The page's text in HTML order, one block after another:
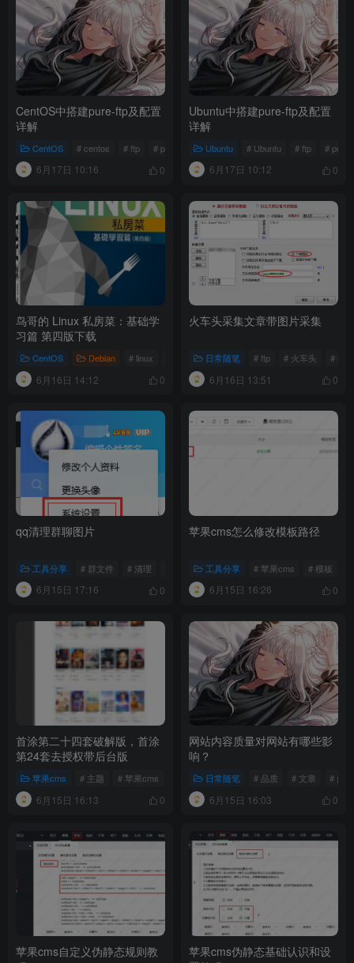
CentOS中搭建pure-ftp及配置
详解
CentOS # centos # ftp # pureftp
6月17日 10:16 0
Ubuntu中搭建pure-ftp及配置
详解
Ubuntu # Ubuntu # ftp #
6月17日 10:12 0
鸟哥的 Linux 私房菜：基础学
习篇 第四版下载
CentOS Debian # linux # 鸟哥私房菜
6月16日 14:12 0
火车头采集文章带图片采集
日常随笔 # ftp # 火车头 # 图
6月16日 13:51 0
qq清理群聊图片
工具分享 # 群文件 # 清理
6月15日 17:16 0
苹果cms怎么修改模板路径
工具分享 # 苹果cms # 模板
6月15日 16:26 0
首涂第二十四套破解版，首涂
第24套去授权带后台版
苹果cms # 主题 # 苹果cms # 模板
6月15日 16:13 0
网站内容质量对网站有哪些影
响？
日常随笔 # 品质 # 文章 # 内容
6月15日 16:03 0
苹果cms自定义伪静态规则教
苹果cms伪静态基础认识和设